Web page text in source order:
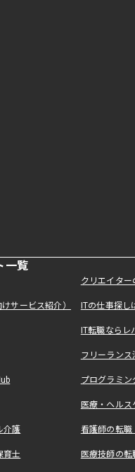
一覧
クリエイタ
サービス紹介） ITの仕事探
IT転職なら
フリーラン
プログラミ
医療・ヘル
介護 看護師の転
育士 医療技師の